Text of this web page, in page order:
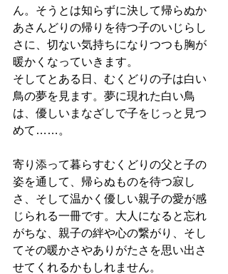
ん。そうとは知らずに決して帰らぬか
あさんどりの帰りを待つ子のいじらし
さに、切ない気持ちになりつつも胸が
暖かくなっていきます。
そしてとある日、むくどりの子は白い
鳥の夢を見ます。夢に現れた白い鳥
は、優しいまなざしで子をじっと見つ
めて……。
寄り添って暮らすむくどりの父と子の
姿を通して、帰らぬものを待つ寂し
さ、そして温かく優しい親子の愛が感
じられる一冊です。大人になると忘れ
がちな、親子の絆や心の繋がり、そし
てその暖かさやありがたさを思い出さ
せてくれるかもしれません。